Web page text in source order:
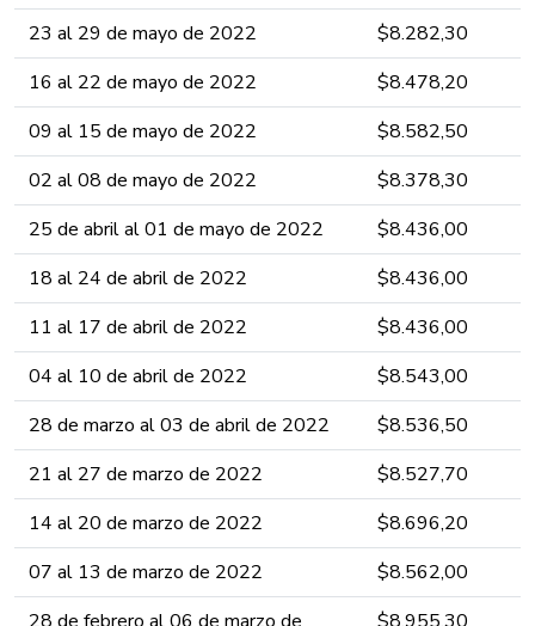
23 al 29 de mayo ​​de 2022 ​​​​​​​
​$8.282,3​​​​​​0​​
16 al 22 de mayo ​​de 2022 ​​​​​​​
​$8.478,2​​​​​0​​
09 al 15 de mayo ​​de 2022 ​​​​​​​
​$8.582,5​​​​0​​
02 al 08 de mayo ​​de 2022 ​​​​​​​
​$8.378,3​​​0​​
25 de abril al 01​​​ de mayo ​​de 2022 ​​​​​​​
​$8.436,0​​0​​
18 al 24​​​ de abril ​de 2022 ​​​​​​
​$8.436,0​​0​​
11 al 17​ de abril ​de 2022 ​​​​​​
​$8.436,0​​0​​
04 al 10​ de abril ​de 2022 ​​​​​​
​$8.543,0​​0​​
28 de marzo al 03​ de abril ​de 2022 ​​​​​​
​$8.536,5​​0​​
21 al 27​ de marzo de 2022 ​​​​​​
​$8.527,7​0​​
14 al 20​ de marzo de 2022 ​​​​​​
​$8.696,20​​
07 al 13​ de marzo de 2022 ​​​​​​
​$8.562​,0​​​0​​